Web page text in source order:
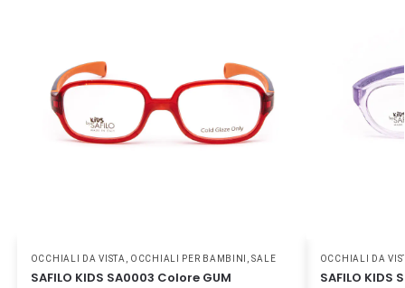
OCCHIALI DA VISTA, OCCHIALI PER BAMBINI ,SALE
SAFILO KIDS SA0003 Colore GUM
OCCHIALI DA
SAFILO KIDS